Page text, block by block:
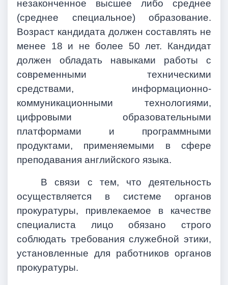
незаконченное высшее либо среднее
(среднее специальное) образование.
Возраст кандидата должен составлять не
менее 18 и не более 50 лет. Кандидат
должен обладать навыками работы с
современными техническими
средствами, информационно-
коммуникационными технологиями,
цифровыми образовательными
платформами и программными
продуктами, применяемыми в сфере
преподавания английского языка.
В связи с тем, что деятельность
осуществляется в системе органов
прокуратуры, привлекаемое в качестве
специалиста лицо обязано строго
соблюдать требования служебной этики,
установленные для работников органов
прокуратуры.